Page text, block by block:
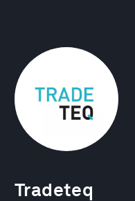
Tradeteq